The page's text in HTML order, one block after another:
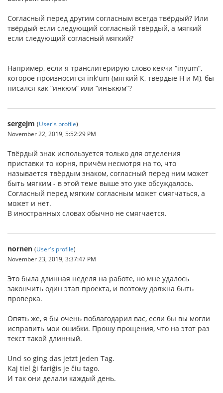
Согласный перед другим согласным всегда твёрдый? Или
твёрдый если следующий согласный твёрдый, а мягкий
если следующий согласный мягкий?
Например, если я транслитерирую слово кекчи “inyum”,
которое произносится ink'um (мягкий К, твёрдые Н и М), бы
писался как “инкюм” или “инъкюм”?
sergejm (User's profile)
November 22, 2019, 5:52:29 PM
Твёрдый знак используется только для отделения
приставки то корня, причём несмотря на то, что
называется твёрдым знаком, согласный перед ним может
быть мягким - в этой теме выше это уже обсуждалось.
Согласный перед мягким согласным может смягчаться, а
может и нет.
В иностранных словах обычно не смягчается.
nornen (User's profile)
November 23, 2019, 3:37:47 PM
Это была длинная неделя на работе, но мне удалось
закончить один этап проекта, и поэтому должна быть
проверка.
Опять же, я бы очень поблагодарил вас, если бы вы могли
исправить мои ошибки. Прошу прощения, что на этот раз
текст такой длинный.
Und so ging das jetzt jeden Tag.
Kaj tiel ĝi fariĝis je ĉiu tago.
И так они делали каждый день.